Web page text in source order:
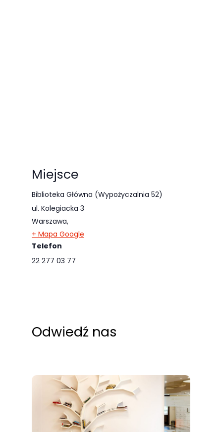
Miejsce
Biblioteka Główna (Wypożyczalnia 52)
ul. Kolegiacka 3
Warszawa,
+ Mapa Google
Telefon
22 277 03 77
Odwiedź nas
strony, zwiększasz
szansę na
zobaczenie
spersonalizowanych
treści i ofert.